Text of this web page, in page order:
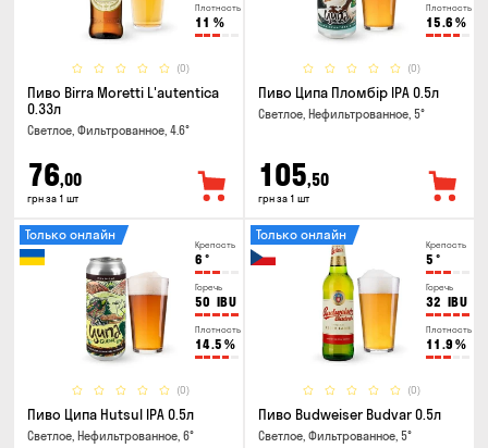
Плотность
11 %
(0)
Пиво Birra Moretti L'autentica
0.33л
Светлое, Фильтрованное, 4.6°
76,00
грн за 1 шт
Плотность
15.6 %
(0)
Пиво Ципа Пломбір IPA 0.5л
Светлое, Нефильтрованное, 5°
105,50
грн за 1 шт
Крепость
6 °
Горечь
50 IBU
Плотность
14.5 %
(0)
Только онлайн
Пиво Ципа Hutsul IPA 0.5л
Светлое, Нефильтрованное, 6°
Крепость
5 °
Горечь
32 IBU
Плотность
11.9 %
(0)
Только онлайн
Пиво Budweiser Budvar 0.5л
Светлое, Фильтрованное, 5°